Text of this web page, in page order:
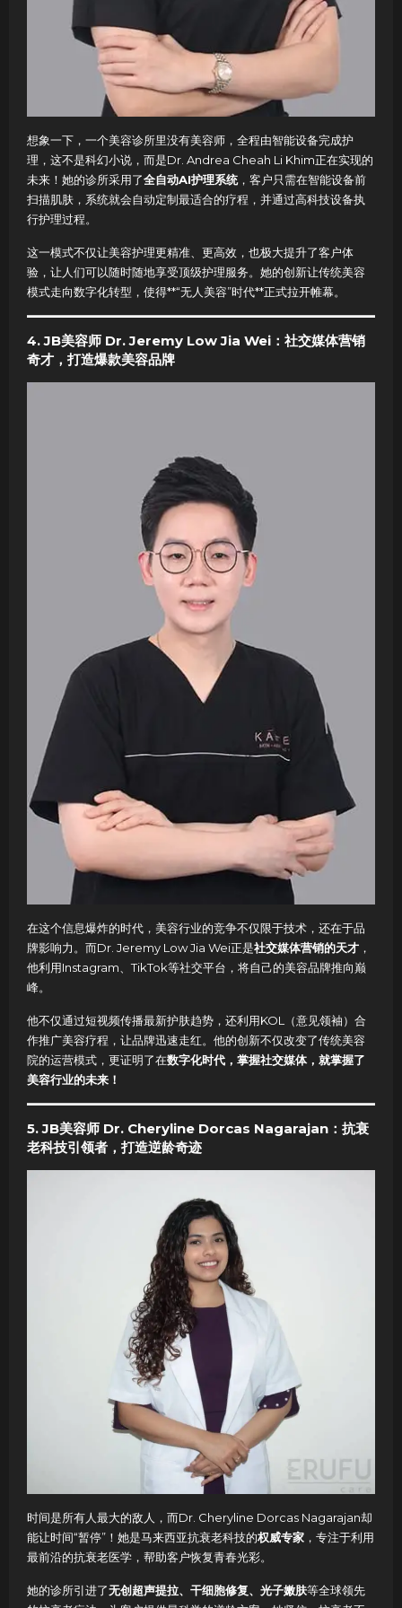
想象一下，一个美容诊所里没有美容师，全程由智能设备完成护
理，这不是科幻小说，而是Dr. Andrea Cheah Li Khim正在实现的
未来！她的诊所采用了全自动AI护理系统，客户只需在智能设备前
扫描肌肤，系统就会自动定制最适合的疗程，并通过高科技设备执
行护理过程。
这一模式不仅让美容护理更精准、更高效，也极大提升了客户体
验，让人们可以随时随地享受顶级护理服务。她的创新让传统美容
模式走向数字化转型，使得**“无人美容”时代**正式拉开帷幕。
4. JB美容师 Dr. Jeremy Low Jia Wei：社交媒体营销
奇才，打造爆款美容品牌
在这个信息爆炸的时代，美容行业的竞争不仅限于技术，还在于品
牌影响力。而Dr. Jeremy Low Jia Wei正是社交媒体营销的天才 ，
他利用Instagram、TikTok等社交平台，将自己的美容品牌推向巅
峰。
他不仅通过短视频传播最新护肤趋势，还利用KOL（意见领袖）合
作推广美容疗程，让品牌迅速走红。他的创新不仅改变了传统美容
院的运营模式，更证明了在数字化时代，掌握社交媒体，就掌握了
美容行业的未来！
5. JB美容师 Dr. Cheryline Dorcas Nagarajan：抗衰
老科技引领者，打造逆龄奇迹
时间是所有人最大的敌人，而Dr. Cheryline Dorcas Nagarajan却
能让时间“暂停”！她是马来西亚抗衰老科技的权威专家 ，专注于利用
最前沿的抗衰老医学，帮助客户恢复青春光彩。
她的诊所引进了无创超声提拉、干细胞修复、光子嫩肤等全球领先